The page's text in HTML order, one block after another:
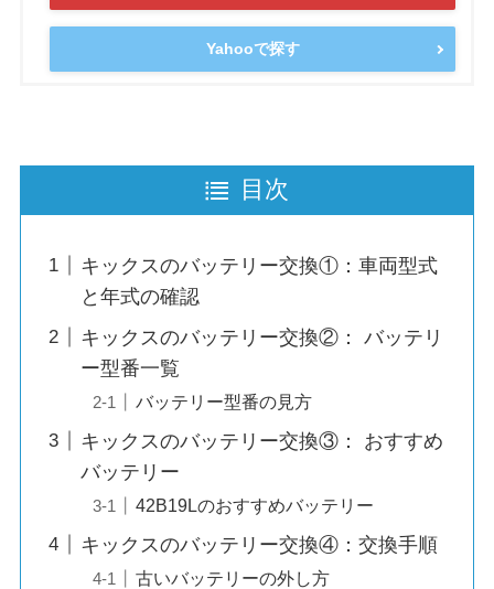
Yahooで探す
目次
キックスのバッテリー交換①：車両型式
と年式の確認
キックスのバッテリー交換②： バッテリ
ー型番一覧
バッテリー型番の見方
キックスのバッテリー交換③： おすすめ
バッテリー
42B19Lのおすすめバッテリー
キックスのバッテリー交換④：交換手順
古いバッテリーの外し方